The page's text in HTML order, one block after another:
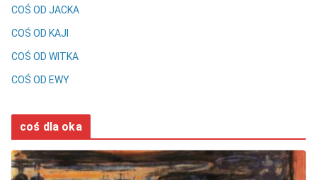
COŚ OD JACKA
COŚ OD KAJI
COŚ OD WITKA
COŚ OD EWY
coś dla oka